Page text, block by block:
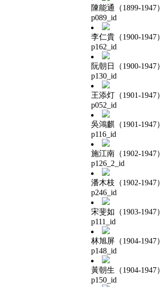
陳能通（1899-1947）
p089_id
李仁貴（1900-1947）
p162_id
阮朝日（1900-1947）
p130_id
王添灯（1901-1947）
p052_id
吳鴻麒（1901-1947）
p116_id
施江南（1902-1947）
p126_2_id
潘木枝（1902-1947）
p246_id
宋斐如（1903-1947）
p111_id
林旭屏（1904-1947）
p148_id
黃朝生（1904-1947）
p150_id